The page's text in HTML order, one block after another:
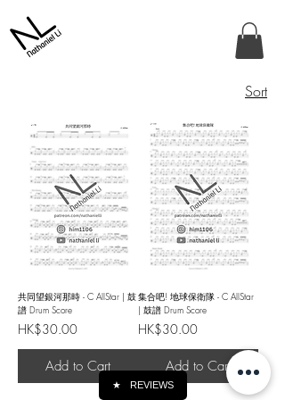
Sort
共同望銀河那時 - C AllStar | 鼓
譜 Drum Score
Price
HK$30.00
Add to Cart
集合吧! 地球保衛隊 - C AllStar
| 鼓譜 Drum Score
Price
HK$30.00
Add to Cart
★ REVIEWS